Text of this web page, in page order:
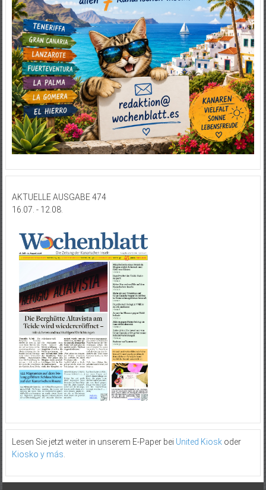
AKTUELLE AUSGABE 474
16.07. - 12.08.
Lesen Sie jetzt weiter in unserem E-Paper bei United Kioskoder
Kiosko y más.